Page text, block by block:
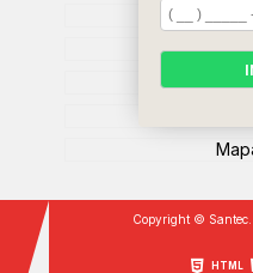
Copyright ©
HTML